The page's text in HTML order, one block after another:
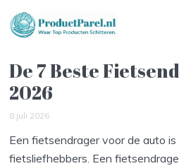
De 7 Beste
2026
8 juli 2026
Een fietsendrager voor de auto
fietsliefhebbers. Een